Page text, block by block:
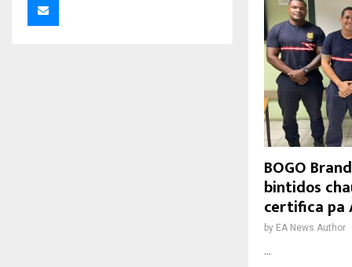
BOGO
bintidos
certifica pa
by EA News Author